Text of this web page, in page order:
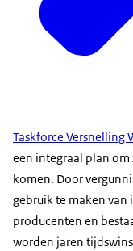
Taskforce Versnelling
een integraal plan
komen. Door
gebruik te maken van
producenten en
worden jaren